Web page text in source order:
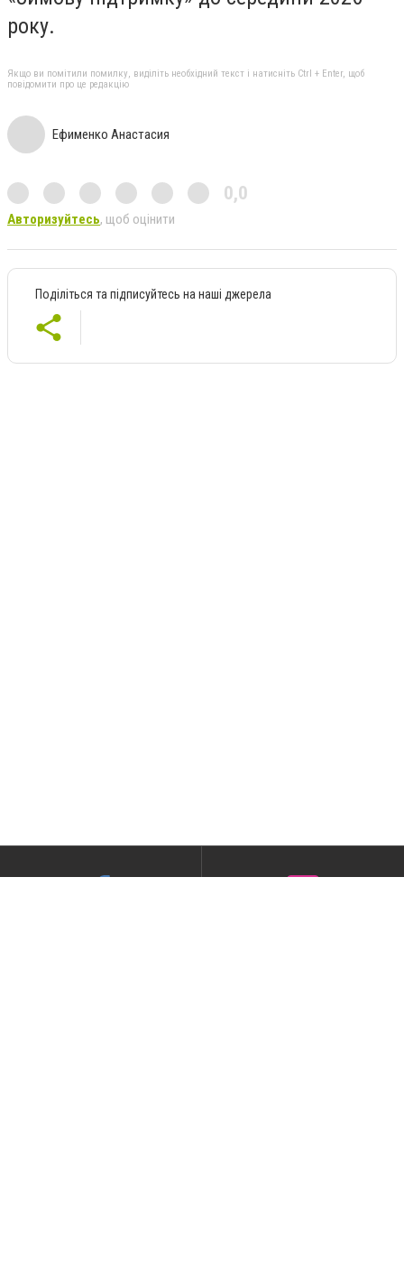
року.
Якщо ви помітили помилку, виділіть необхідний текст і натисніть Ctrl + Enter, щоб
повідомити про це редакцію
Ефименко Анастасия
0,0
Авторизуйтесь, щоб оцінити
Поділіться та підписуйтесь на наші джерела